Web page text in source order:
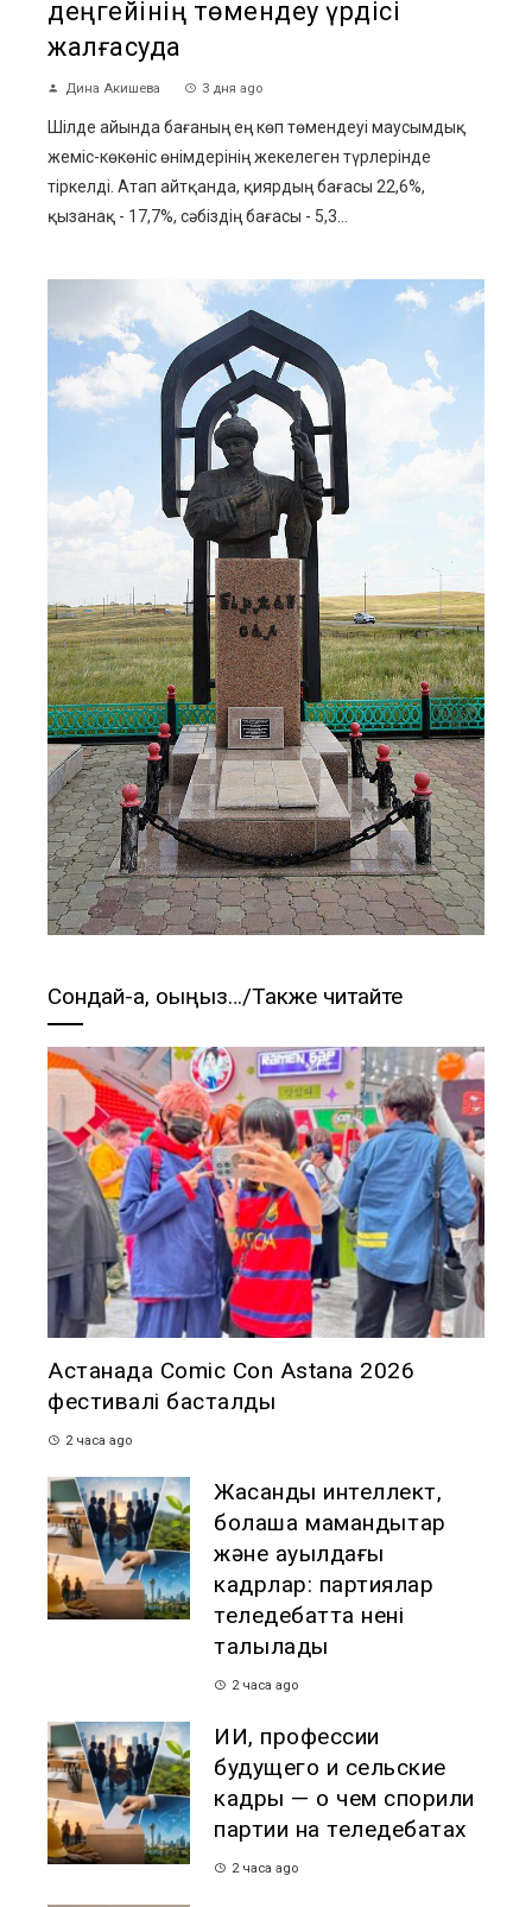
деңгейінің төмендеу үрдісі
жалғасуда
Дина Акишева 3 дня ago
Шілде айында бағаның ең көп төмендеуі маусымдық
жеміс-көкөніс өнімдерінің жекелеген түрлерінде
тіркелді. Атап айтқанда, қиярдың бағасы 22,6%,
қызанақ - 17,7%, сәбіздің бағасы - 5,3...
Сондай-ақ, оқыңыз…/Также читайте
Астанада Comic Con Astana 2026
фестивалі басталды
2 часа ago
Жасанды интеллект,
болашақ мамандықтар
және ауылдағы
кадрлар: партиялар
теледебатта нені
талқылады
2 часа ago
ИИ, профессии
будущего и сельские
кадры — о чем спорили
партии на теледебатах
2 часа ago